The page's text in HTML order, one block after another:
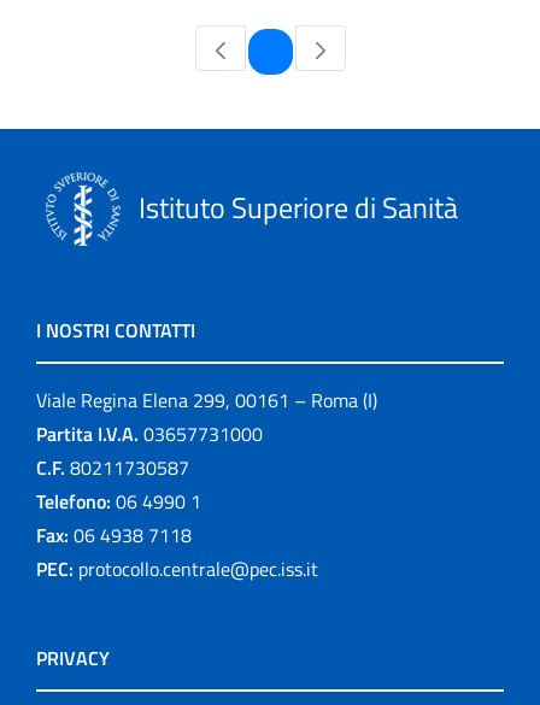
Pagina
Istituto Superiore di Sanità
I NOSTRI CONTATTI
Viale Regina Elena 299, 00161 – Roma (I)
Partita I.V.A. 03657731000
C.F. 80211730587
Telefono: 06 4990 1
Fax: 06 4938 7118
PEC: protocollo.centrale@pec.iss.it
PRIVACY